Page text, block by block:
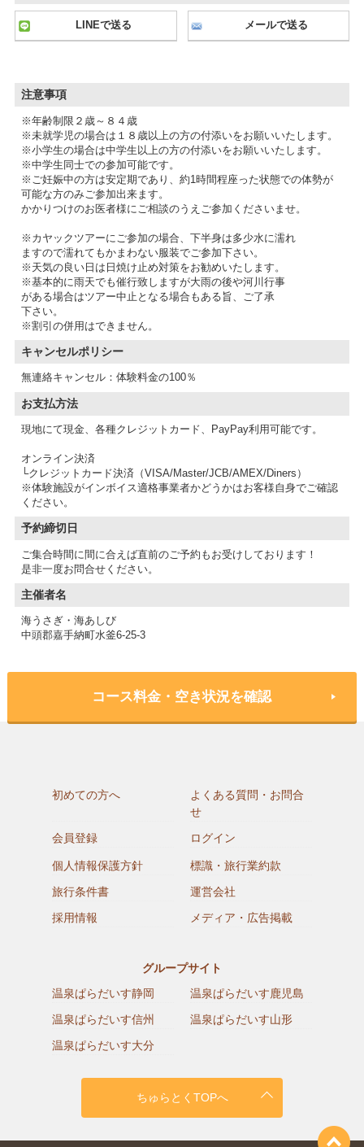
LINEで送る メールで送る
注意事項
※年齢制限２歳～８４歳
※未就学児の場合は１８歳以上の方の付添いをお願いいたします。
※小学生の場合は中学生以上の方の付添いをお願いいたします。
※中学生同士での参加可能です。
※ご妊娠中の方は安定期であり、約1時間程座った状態での体勢が
可能な方のみご参加出来ます。
かかりつけのお医者様にご相談のうえご参加くださいませ。
※カヤックツアーにご参加の場合、下半身は多少水に濡れ
ますので濡れてもかまわない服装でご参加下さい。
※天気の良い日は日焼け止め対策をお勧めいたします。
※基本的に雨天でも催行致しますが大雨の後や河川行事
がある場合はツアー中止となる場合もある旨、ご了承
下さい。
※割引の併用はできません。
キャンセルポリシー
無連絡キャンセル：体験料金の100％
お支払方法
現地にて現金、各種クレジットカード、PayPay利用可能です。
オンライン決済
└クレジットカード決済（VISA/Master/JCB/AMEX/Diners）
※体験施設がインボイス適格事業者かどうかはお客様自身でご確認
予約締切日
ご集合時間に間に合えば直前のご予約もお受けしております！
是非一度お問合せください。
主催者名
海うさぎ・海あしび
中頭郡嘉手納町水釜6-25-3
コース料金・空き状況を確認
初めての方へ
よくある質問・お問合
せ
会員登録
ログイン
個人情報保護方針
標識・旅行業約款
旅行条件書
運営会社
採用情報
メディア・広告掲載
グループサイト
温泉ぱらだいす静岡
温泉ぱらだいす鹿児島
温泉ぱらだいす信州
温泉ぱらだいす山形
温泉ぱらだいす大分
ちゅらとくTOPへ